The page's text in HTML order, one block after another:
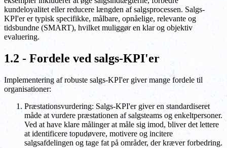
kundeloyalitet eller reducere længden af salgsprocessen. Salgs-
KPI'er er typisk specifikke, målbare, opnåelige, relevante og
tidsbundne (SMART), hvilket muliggør en klar og objektiv
evaluering.
1.2 - Fordele ved salgs-KPI'er
Implementering af robuste salgs-KPI'er giver mange fordele til
organisationer:
Præstationsvurdering: Salgs-KPI'er giver en standardiseret
måde at vurdere præstationen af salgsteams og enkeltpersoner.
Ved at have klare målinger at måle sig imod, bliver det lettere
at identificere topudøvere, motivere og incitere
salgsafdelingen og tage fat på områder, der kræver forbedring.